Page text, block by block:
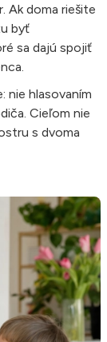
Ak doma riešite
byť
sa dajú spojiť
nie hlasovaním
Cieľom nie
s dvoma